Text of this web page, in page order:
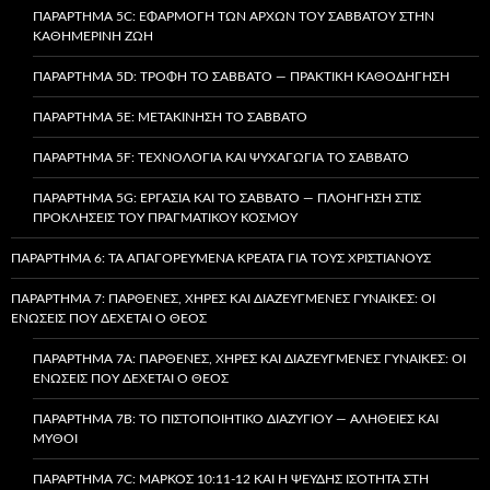
ΠΑΡΆΡΤΗΜΑ 5C: ΕΦΑΡΜΟΓΉ ΤΩΝ ΑΡΧΏΝ ΤΟΥ ΣΑΒΒΆΤΟΥ ΣΤΗΝ
ΚΑΘΗΜΕΡΙΝΉ ΖΩΉ
ΠΑΡΆΡΤΗΜΑ 5D: ΤΡΟΦΉ ΤΟ ΣΆΒΒΑΤΟ — ΠΡΑΚΤΙΚΉ ΚΑΘΟΔΉΓΗΣΗ
ΠΑΡΆΡΤΗΜΑ 5E: ΜΕΤΑΚΊΝΗΣΗ ΤΟ ΣΆΒΒΑΤΟ
ΠΑΡΆΡΤΗΜΑ 5F: ΤΕΧΝΟΛΟΓΊΑ ΚΑΙ ΨΥΧΑΓΩΓΊΑ ΤΟ ΣΆΒΒΑΤΟ
ΠΑΡΆΡΤΗΜΑ 5G: ΕΡΓΑΣΊΑ ΚΑΙ ΤΟ ΣΆΒΒΑΤΟ — ΠΛΟΉΓΗΣΗ ΣΤΙΣ
ΠΡΟΚΛΉΣΕΙΣ ΤΟΥ ΠΡΑΓΜΑΤΙΚΟΎ ΚΌΣΜΟΥ
ΠΑΡΆΡΤΗΜΑ 6: ΤΑ ΑΠΑΓΟΡΕΥΜΈΝΑ ΚΡΈΑΤΑ ΓΙΑ ΤΟΥΣ ΧΡΙΣΤΙΑΝΟΎΣ
ΠΑΡΆΡΤΗΜΑ 7: ΠΑΡΘΈΝΕΣ, ΧΉΡΕΣ ΚΑΙ ΔΙΑΖΕΥΓΜΈΝΕΣ ΓΥΝΑΊΚΕΣ: ΟΙ
ΕΝΏΣΕΙΣ ΠΟΥ ΔΈΧΕΤΑΙ Ο ΘΕΌΣ
ΠΑΡΆΡΤΗΜΑ 7A: ΠΑΡΘΈΝΕΣ, ΧΉΡΕΣ ΚΑΙ ΔΙΑΖΕΥΓΜΈΝΕΣ ΓΥΝΑΊΚΕΣ: ΟΙ
ΕΝΏΣΕΙΣ ΠΟΥ ΔΈΧΕΤΑΙ Ο ΘΕΌΣ
ΠΑΡΆΡΤΗΜΑ 7B: ΤΟ ΠΙΣΤΟΠΟΙΗΤΙΚΌ ΔΙΑΖΥΓΊΟΥ — ΑΛΉΘΕΙΕΣ ΚΑΙ
ΜΎΘΟΙ
ΠΑΡΆΡΤΗΜΑ 7C: ΜΆΡΚΟΣ 10:11-12 ΚΑΙ Η ΨΕΥΔΉΣ ΙΣΌΤΗΤΑ ΣΤΗ